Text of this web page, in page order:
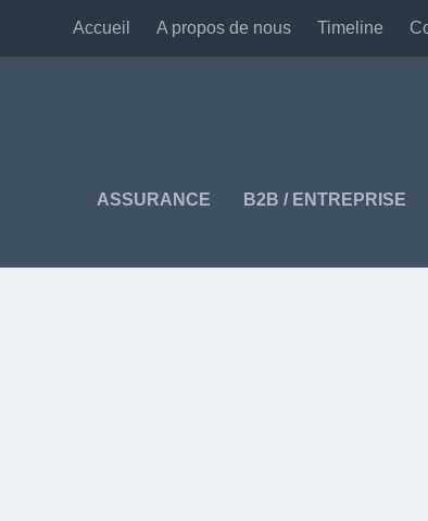
Accueil A propos de nous Timeline
ASSURANCE B2B / ENTREPRISE